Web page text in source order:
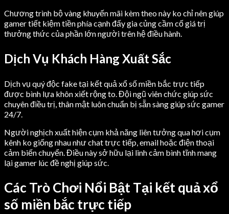
Chương trình bộ vàng khuyến mãi kèm theo này ko chỉ nên giúp
gamer tiết kiệm tiền phía cạnh đấy gia củng cầm cố giá trị
thưởng thức của phần lớn người trên hệ điều hành.
Dịch Vụ Khách Hàng Xuất Sắc
Dịch vụ quý độc fake tại kết quả xổ số miền bắc trực tiếp
được bình lựa khôn xiết rộng to. Đội ngũ viên chức giúp sức
chuyên điều trị, thân mật luôn chuẩn bị sẵn sàng giúp sức gamer
24/7.
Người nghịch xuất hiện cụm khả năng liên tưởng qua hơi cụm
kênh ko giống nhau như chat trực tiếp, email hoặc điện thoại
cảm biến chuyển. Điều này sở hữu lại linh cảm bình tĩnh mang
lại gamer lúc đề nghị giúp sức.
Các Trò Chơi Nổi Bật Tại kết quả xổ
số miền bắc trực tiếp